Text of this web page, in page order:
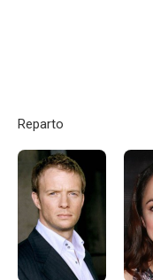
Reparto